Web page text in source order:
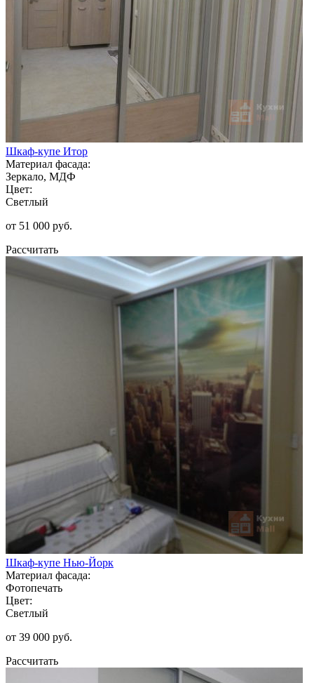
Шкаф-купе Итор
Материал фасада:
Зеркало, МДФ
Цвет:
Светлый
от 51 000 руб.
Рассчитать
Шкаф-купе Нью-Йорк
Материал фасада:
Фотопечать
Цвет:
Светлый
от 39 000 руб.
Рассчитать